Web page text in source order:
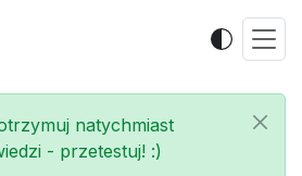
natychmiast
- przetestuj! :)